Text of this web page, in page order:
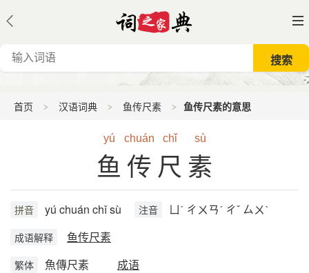
首页 汉语词典 鱼传尺素 鱼传尺素的意思
yú chuán chǐ sù
鱼传尺素
拼音 yú chuán chǐ sù 注音 ㄩˊ ㄔㄨㄢˊ ㄔˇ ㄙㄨˋ
成语解释 鱼传尺素
繁体 魚傳尺素 成语